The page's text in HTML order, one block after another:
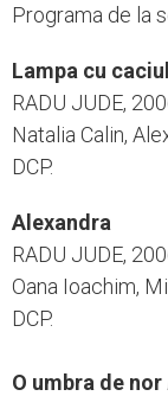
Programa de la
Lampa cu
RADU JUDE,
Natalia Calin,
DCP.
Alexandra
RADU JUDE,
Oana Ioachim,
DCP.
O umbra de nor